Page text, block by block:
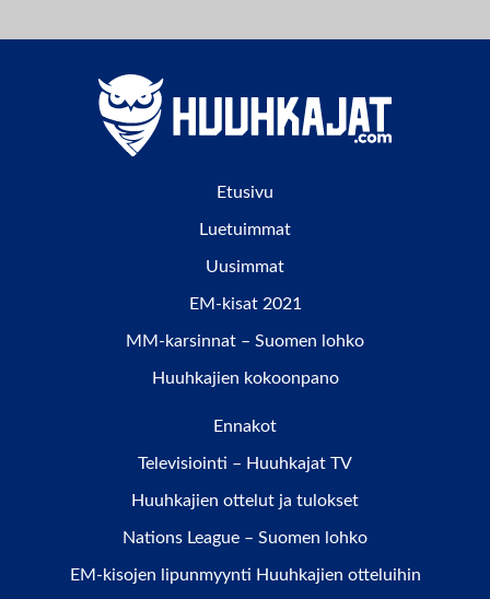
Etusivu
Luetuimmat
Uusimmat
EM-kisat 2021
MM-karsinnat – Suomen lohko
Huuhkajien kokoonpano
Ennakot
Televisiointi – Huuhkajat TV
Huuhkajien ottelut ja tulokset
Nations League – Suomen lohko
EM-kisojen lipunmyynti Huuhkajien otteluihin